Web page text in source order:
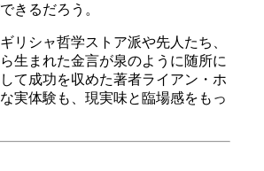
きるだろう。
リシャ哲学ストア派や先人たち、
生まれた金言が泉のように随所に
て成功を収めた著者ライアン・ホ
実体験も、現実味と臨場感をもっ